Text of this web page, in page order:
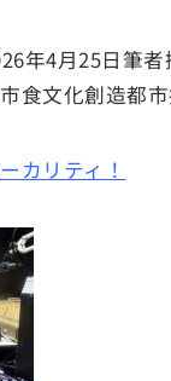
年4月25日筆者
食文化創造都
カリティ！